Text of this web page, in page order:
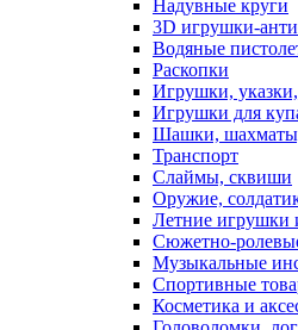
Надувные круги
3D игрушки-
Водяные
Раскопки
Игрушки,
Игрушки для
Шашки,
Транспорт
Слаймы, сквиши
Оружие,
Летние игрушки
Сюжетно-
Музыкальные
Спортивные
Косметика и